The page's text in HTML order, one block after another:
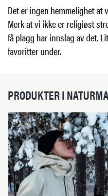
Det er ingen hemmelighet at
Merk at vi ikke er religiøst
få plagg har innslag av det.
favoritter under.
PRODUKTER I